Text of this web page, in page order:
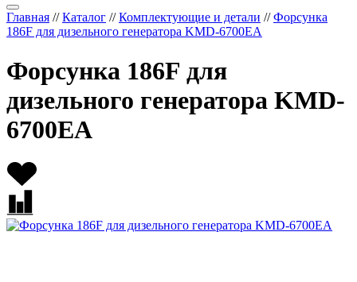
Главная //Каталог //Комплектующие и детали //Форсунка
186F для дизельного генератора KMD-6700EA
Форсунка 186F для
дизельного генератора KMD-
6700EA